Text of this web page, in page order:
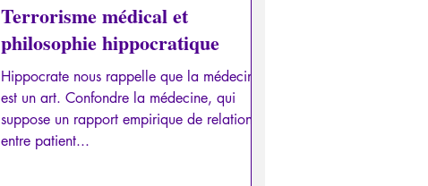
Terrorisme médical et
philosophie hippocratique
Hippocrate nous rappelle que la médecine
est un art. Confondre la médecine, qui
suppose un rapport empirique de relation
entre patient...